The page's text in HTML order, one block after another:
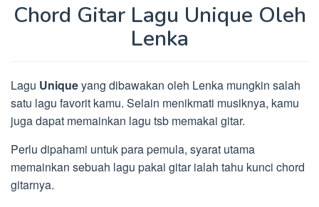
Chord Gitar Lagu Unique Oleh
Lenka
Lagu Uniqueyang dibawakan oleh Lenka mungkin salah
satu lagu favorit kamu. Selain menikmati musiknya, kamu
juga dapat memainkan lagu tsb memakai gitar.
Perlu dipahami untuk para pemula, syarat utama
memainkan sebuah lagu pakai gitar ialah tahu kunci chord
gitarnya.